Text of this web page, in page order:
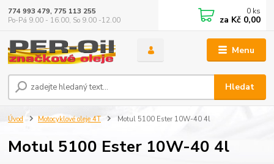
Menu
Hledat
774 993 479, 775 113 255
Po-Pá 9.00 - 16.00, So 9.00 -12.00
0 ks
za Kč 0,00
Úvod Motocyklové oleje 4T Motul 5100 Ester 10W-40 4l
Motul 5100 Ester 10W-40 4l